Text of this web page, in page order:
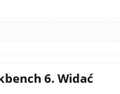
6. Widać